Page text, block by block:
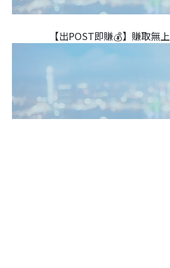
【出POST即賺💰】賺取無